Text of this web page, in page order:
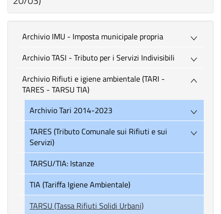
Archivio IMU - Imposta municipale propria
Archivio TASI - Tributo per i Servizi Indivisibili
Archivio Rifiuti e igiene ambientale (TARI -
TARES - TARSU TIA)
Archivio Tari 2014-2023
TARES (Tributo Comunale sui Rifiuti e sui
Servizi)
TARSU/TIA: Istanze
TIA (Tariffa Igiene Ambientale)
TARSU (Tassa Rifiuti Solidi Urbani)